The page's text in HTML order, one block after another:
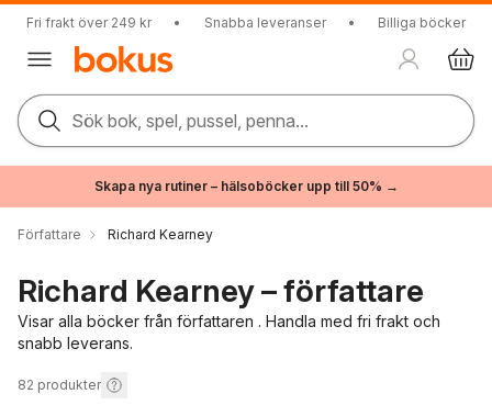
Fri frakt över 249 kr • Snabba leveranser • Billiga böcker
Sök bok, spel, pussel, penna...
Skapa nya rutiner – hälsoböcker upp till 50% →
Författare Richard Kearney
Richard Kearney – författare
Visar alla böcker från författaren . Handla med fri frakt och
snabb leverans.
82 produkter